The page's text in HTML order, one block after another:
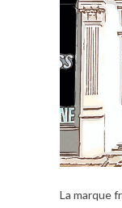
La marque